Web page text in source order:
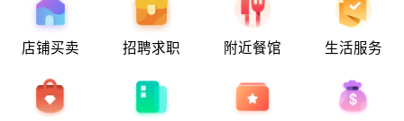
店铺买卖 招聘求职 附近餐馆 生活服务